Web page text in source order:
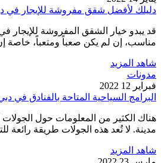
دليلك لأفضل شقق مفروشة للإيجار في
قد يبدو خيار الشقق المفروشة للإيجار
مناسب، إن لم يكن صعباً ومتعباً، خاصة
شاهد المزيد
مدونات
فبراير 12 2022
البرامج السياحية المتاحة بالفنادق في
هناك الكثير من المعلومات حول الجولات
مدينة. لا تُعد هذه الجولات طريقة
شاهد المزيد